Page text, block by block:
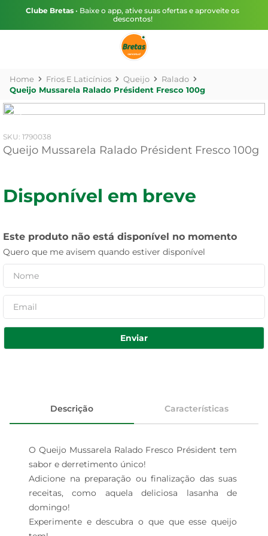
Clube Bretas • Baixe o app, ative suas ofertas e aproveite os
descontos!
Frios E Laticínios Queijo
Ralado
Queijo Mussarela Ralado Président Fresco 100g
: 1790038
Queijo Mussarela Ralado Président Fresco 100g
Disponível em breve
Este produto não está disponível no momento
Quero que me avisem quando estiver disponível
Enviar
Descrição Características
O Queijo Mussarela Ralado Fresco Président tem
sabor e derretimento único!
Adicione na preparação ou finalização das suas
receitas, como aquela deliciosa lasanha de
domingo!
Experimente e descubra o que que esse queijo